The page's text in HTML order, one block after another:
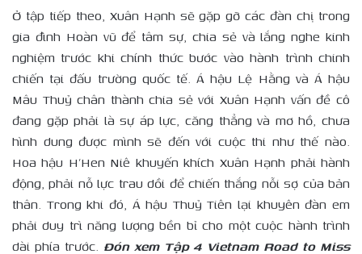
Ở tập tiếp theo, Xuân Hạnh sẽ gặp gỡ các đàn chị trong
gia đình Hoàn vũ để tâm sự, chia sẻ và lắng nghe kinh
nghiệm trước khi chính thức bước vào hành trình chinh
chiến tại đấu trường quốc tế. Á hậu Lệ Hằng và Á hậu
Mâu Thuỷ chân thành chia sẻ với Xuân Hạnh vấn đề cô
đang gặp phải là sự áp lực, căng thẳng và mơ hồ, chưa
hình dung được mình sẽ đến với cuộc thi như thế nào.
Hoa hậu H’Hen Niê khuyến khích Xuân Hạnh phải hành
động, phải nỗ lực trau dồi để chiến thắng nỗi sợ của bản
thân. Trong khi đó, Á hậu Thuỷ Tiên lại khuyên đàn em
phải duy trì năng lượng bền bỉ cho một cuộc hành trình
dài phía trước. Đón xem Tập 4 Vietnam Road to Miss